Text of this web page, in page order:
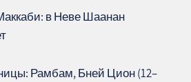
в Неве Шаанан
Рамбам, Бней Цион (12–